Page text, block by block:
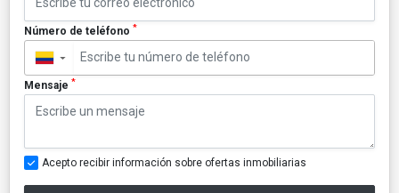
Número de teléfono *
▼
Mensaje *
Acepto recibir información sobre ofertas inmobiliarias